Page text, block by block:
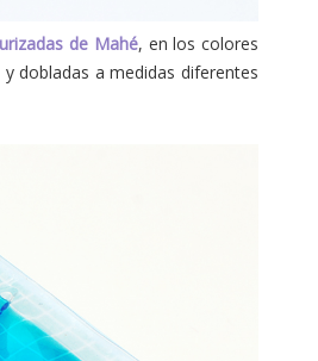
de Mahé, en los colores
dobladas a medidas diferentes